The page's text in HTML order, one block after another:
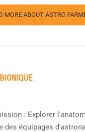
MORE ABOUT ASTRO
: Explorer
des équipages